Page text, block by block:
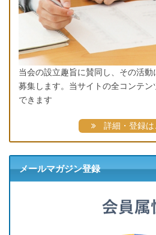
当会の設立趣旨に賛同し、その活
募集します。当サイトの全コンテン
できます
詳細・登録は
メールマガジン登録